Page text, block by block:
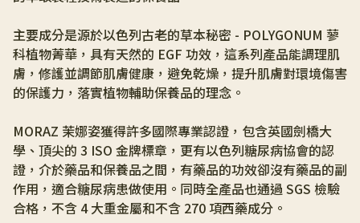
主要成分是源於以色列古老的草本秘密 - POLYGONUM 蓼
科植物菁華，具有天然的 EGF 功效，這系列產品能調理肌
膚，修護並調節肌膚健康，避免乾燥，提升肌膚對環境傷害
的保護力，落實植物輔助保養品的理念。
MORAZ 茉娜姿獲得許多國際專業認證，包含英國劍橋大
學、頂尖的 3 ISO 金牌標章，更有以色列糖尿病協會的認
證，介於藥品和保養品之間，有藥品的功效卻沒有藥品的副
作用，適合糖尿病患做使用。同時全產品也通過 SGS 檢驗
合格，不含 4 大重金屬和不含 270 項西藥成分。